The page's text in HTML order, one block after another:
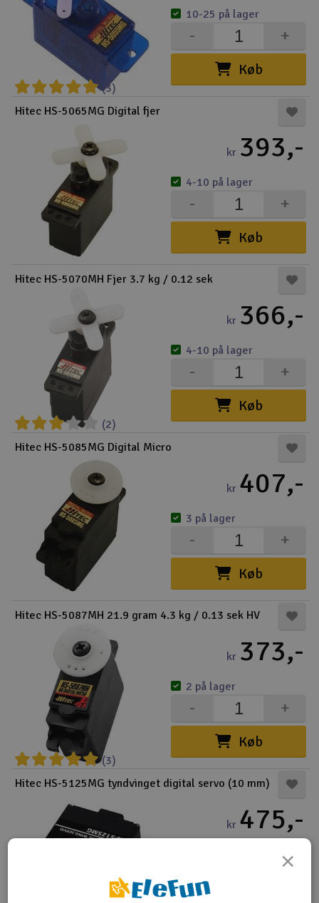
(3)
Køb
+
-
10-25 på lager
Hitec HS-5065MG Digital fjer
kr 393,-
Køb
+
-
4-10 på lager
Hitec HS-5070MH Fjer 3.7 kg / 0.12 sek
(2)
kr 366,-
Køb
+
-
4-10 på lager
Hitec HS-5085MG Digital Micro
kr 407,-
Køb
+
-
3 på lager
Hitec HS-5087MH 21.9 gram 4.3 kg / 0.13 sek HV
(3)
kr 373,-
Køb
+
-
2 på lager
Hitec HS-5125MG tyndvinget digital servo (10 mm)
kr 475,-
×